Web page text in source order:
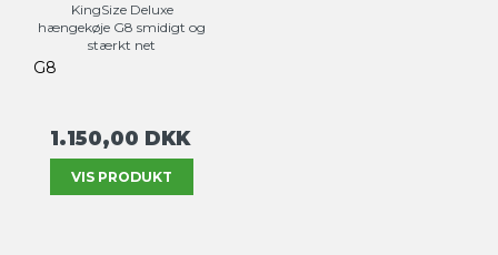
KingSize Deluxe
hængekøje G8 smidigt og
stærkt net
G8
1.150,00 DKK
VIS PRODUKT